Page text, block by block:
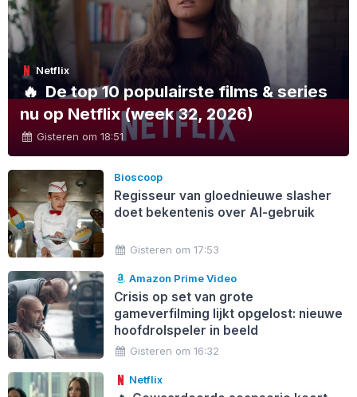
Netflix
🔥 De top 10 populairste films & series
nu op Netflix (week 32, 2026)
Gisteren om 18:51
Bioscoop
Regisseur van gloednieuwe slasher
doet bekentenis over AI-gebruik
Gisteren om 17:53
Amazon Prime Video
Crisis op set van grote
gameverfilming lijkt opgelost: nieuwe
hoofdrolspeler in beeld
Gisteren om 16:32
Netflix